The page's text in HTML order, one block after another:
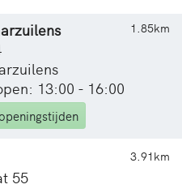
1.85km
13:00 - 16:00
3.91km
55